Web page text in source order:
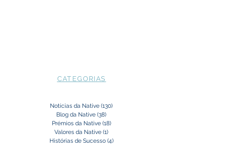
CATEGORIAS
Notícias da Native (130)
Blog da Native (38)
Prémios da Native (18)18 posts
Valores da Native (1)
Histórias de Sucesso (4)4 posts